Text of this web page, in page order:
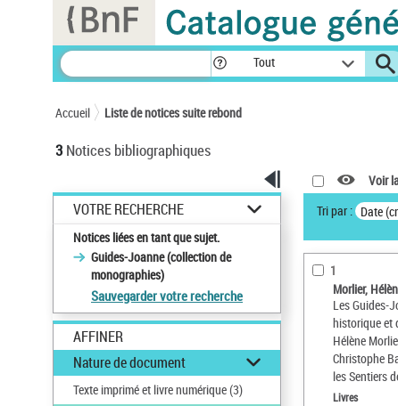
Tout
Accueil Liste de notices suite rebond
3 Notices bibliographiques
VOTRE RECHERCHE
Notices liées en tant que sujet.
Guides-Joanne (collection de
monographies)
Sauvegarder votre recherche
AFFINER
Nature de document
Texte imprimé et livre numérique(3)
Voir
Tri par : Date
1
Morlier,
Les Guides-
historique et
Hélène
Christophe
les Sentiers
Livres
Panneau de gestion des cookies